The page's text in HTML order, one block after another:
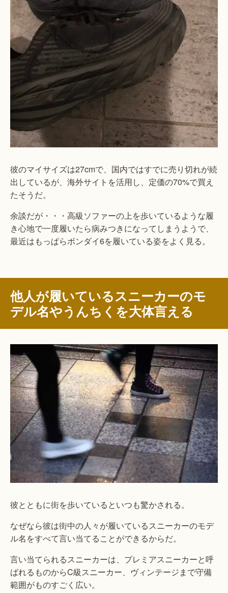
彼のマイサイズは27cmで、国内ではすでに売り切れが続
出しているが、海外サイトを活用し、定価の70%で買え
たそうだ。
余談だが・・・高級ソファーの上を歩いているような履
き心地で一度履いたら病みつきになってしまうようで、
最近はもっぱらボンダイ6を履いている姿をよく見る。
他人が履いているスニーカーのモ
デル名やうんちくを大体言える
彼とともに街を歩いているといつも驚かされる。
なぜなら彼は街中の人々が履いているスニーカーのモデ
ル名をすべて言い当てることができるからだ。
言い当てられるスニーカーは、プレミアスニーカーと呼
ばれるものからC級スニーカー、ヴィンテージまで守備
範囲がものすごく広い。